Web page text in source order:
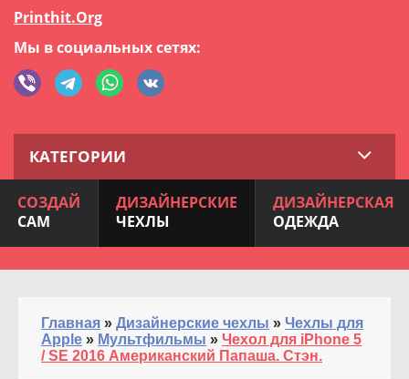
Printhit.Org
Мы в социальных сетях:
КАТЕГОРИИ
СОЗДАЙ
САМ
ДИЗАЙНЕРСКИЕ
ЧЕХЛЫ
ДИЗАЙНЕРСКАЯ
ОДЕЖДА
Главная » Дизайнерские чехлы » Чехлы для
Apple » Мультфильмы » Чехол для iPhone 5
/ SE 2016 Американский Папаша. Стэн.